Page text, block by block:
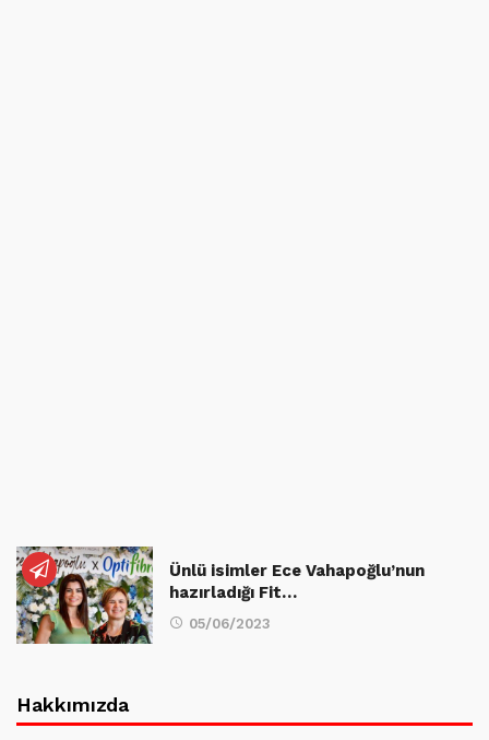
Ünlü isimler Ece Vahapoğlu’nun
hazırladığı Fit…
05/06/2023
Hakkımızda